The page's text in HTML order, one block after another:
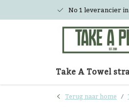
No 1 leverancier
Take A Towel
Terug naar home